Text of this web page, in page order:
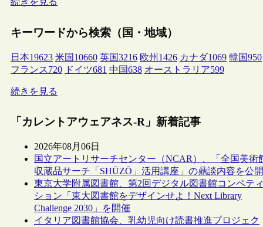
キーワードから検索（国・地域）
日本19623 米国 10660 英国3216 欧州 1426 カナダ1069 韓国950
フランス720 ドイツ681 中国638 オーストラリア599
続きを見る
「カレントアウェアネス-R」新着記事
2026年08月06日
国立アートリサーチセンター（NCAR）、「全国美術
収蔵品サーチ「SHŪZŌ」活用講座」の鼎談内容を公開
東京大学附属図書館、第2回デジタル図書館コンペティ
ション「東大図書館をデザインせよ！Next Library
Challenge 2030」を開催
イタリア図書館協会、乳幼児向け読書推進プロジェク